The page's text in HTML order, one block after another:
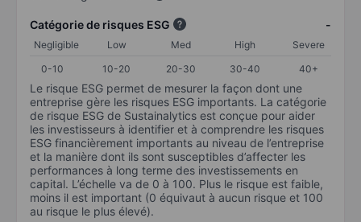
Catégorie de risques ESG -
Negligible Low Med High
Severe
0-10
10-20 20-30 30-40 40+
Le risque ESG permet de mesurer la façon dont une
entreprise gère les risques ESG importants. La catégorie
de risque ESG de Sustainalytics est conçue pour aider
les investisseurs à identifier et à comprendre les risques
ESG financièrement importants au niveau de l’entreprise
et la manière dont ils sont susceptibles d’affecter les
performances à long terme des investissements en
capital. L’échelle va de 0 à 100. Plus le risque est faible,
moins il est important (0 équivaut à aucun risque et 100
au risque le plus élevé).